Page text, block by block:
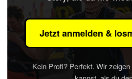
Jetzt anmelden &
Kein Profi? Perfekt. Wir